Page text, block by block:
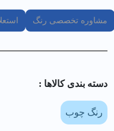
مشاوره تخصصی رنگ
دسته بندی کالا‌ها :
رنگ چوب